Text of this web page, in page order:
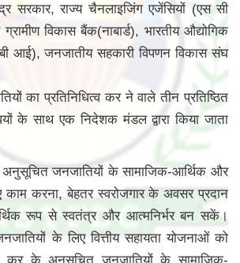
सरकार, राज्य चैनलाइजिंग एजेंसियों (एस सी
विकास बैंक(नाबार्ड), भारतीय औद्योगिक
आई), जनजातीय सहकारी विपणन विकास संघ
का प्रतिनिधित्व कर ने वाले तीन प्रतिष्ठित
के साथ एक निदेशक मंडल द्वारा किया जाता
अनुसूचित जनजातियों के सामाजिक-आर्थिक और
काम करना, बेहतर स्वरोजगार के अवसर प्रदान
रूप से स्वतंत्र और आत्मनिर्भर बन सकें।
के लिए वित्तीय सहायता योजनाओं को
कर के अनुसूचित जनजातियों के सामाजिक-